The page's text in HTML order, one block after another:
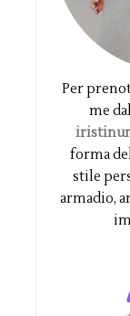
Per
me
forma
stile
armadio,